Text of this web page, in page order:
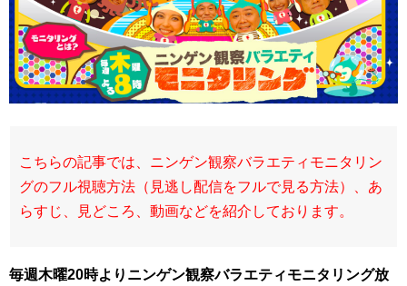
こちらの記事では、ニンゲン観察バラエティモニタリン
グのフル視聴方法（見逃し配信をフルで見る方法）、あ
らすじ、見どころ、動画などを紹介しております。
毎週木曜20時よりニンゲン観察バラエティモニタリング放